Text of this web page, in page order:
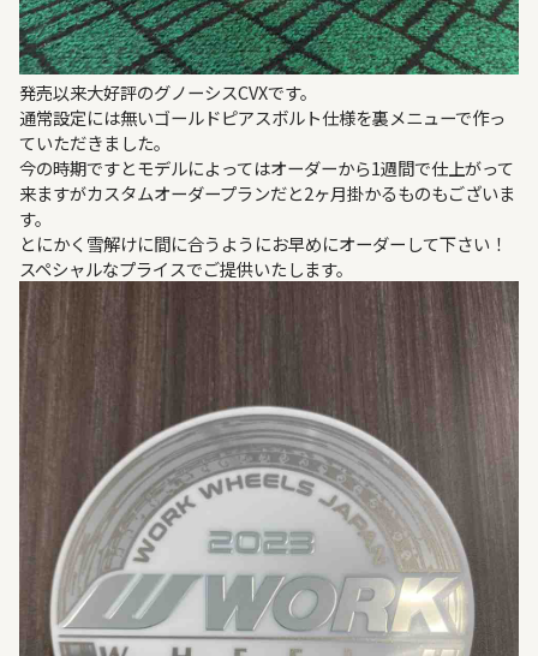
発売以来大好評のグノーシスCVXです。
通常設定には無いゴールドピアスボルト仕様を裏メニューで作っ
ていただきました。
今の時期ですとモデルによってはオーダーから1週間で仕上がって
来ますがカスタムオーダープランだと2ヶ月掛かるものもございま
す。
とにかく雪解けに間に合うようにお早めにオーダーして下さい！
スペシャルなプライスでご提供いたします。